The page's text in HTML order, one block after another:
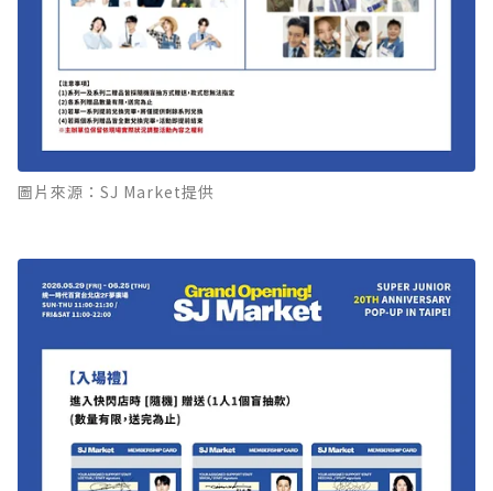
圖片來源：SJ Market提供